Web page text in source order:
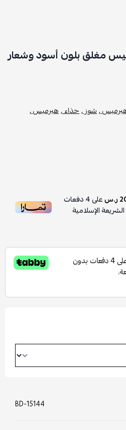
مغلق بلون أسود وشعار
,شوز ,حذاء ,هيرميس ,
على4دفعات
الإسلامية
BD-15144